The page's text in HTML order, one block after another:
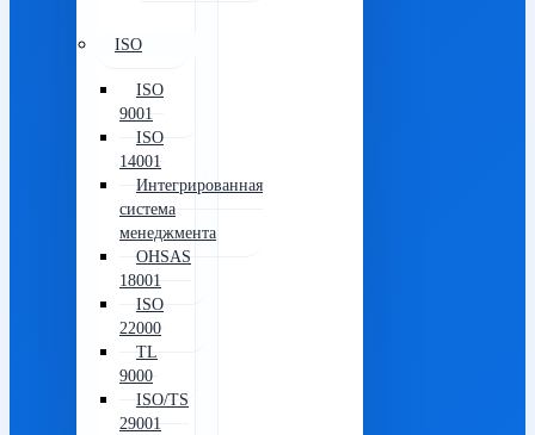
ISO
ISO
9001
ISO
14001
Интегрированная
система
менеджмента
OHSAS
18001
ISO
22000
TL
9000
ISO/TS
29001